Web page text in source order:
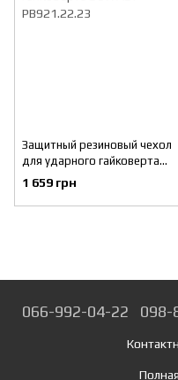
Защитный резиновый чехол
для ударного гайковерта
DeWALT PB921.22.23
1 659 грн
066-992-04-22 098-